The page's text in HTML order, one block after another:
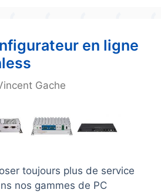
en ligne
Gache
toujours plus de service
nos gammes de PC